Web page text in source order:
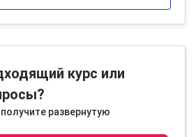
курс или
развернутую